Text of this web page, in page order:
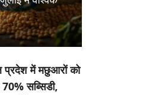
प्रदेश में मछुआरों को
70% सब्सिडी,